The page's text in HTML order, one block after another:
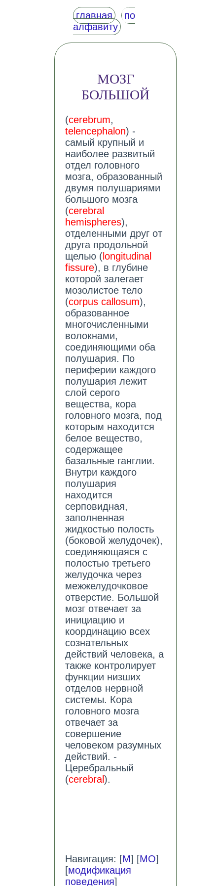
главная
по
алфавиту
МОЗГ
БОЛЬШОЙ
(cerebrum,
telencephalon) -
самый крупный и
наиболее развитый
отдел головного
мозга, образованный
двумя полушариями
большого мозга
(cerebral
hemispheres),
отделенными друг от
друга продольной
щелью (longitudinal
fissure), в глубине
которой залегает
мозолистое тело
(corpus callosum),
образованное
многочисленными
волокнами,
соединяющими оба
полушария. По
периферии каждого
полушария лежит
слой серого
вещества, кора
головного мозга, под
которым находится
белое вещество,
содержащее
базальные ганглии.
Внутри каждого
полушария
находится
серповидная,
заполненная
жидкостью полость
(боковой желудочек),
соединяющаяся с
полостью третьего
желудочка через
межжелудочковое
отверстие. Большой
мозг отвечает за
инициацию и
координацию всех
сознательных
действий человека, а
также контролирует
функции низших
отделов нервной
системы. Кора
головного мозга
отвечает за
совершение
человеком разумных
действий. -
Церебральный
(cerebral).
Навигация: [М] [МО]
[модификация
поведения]